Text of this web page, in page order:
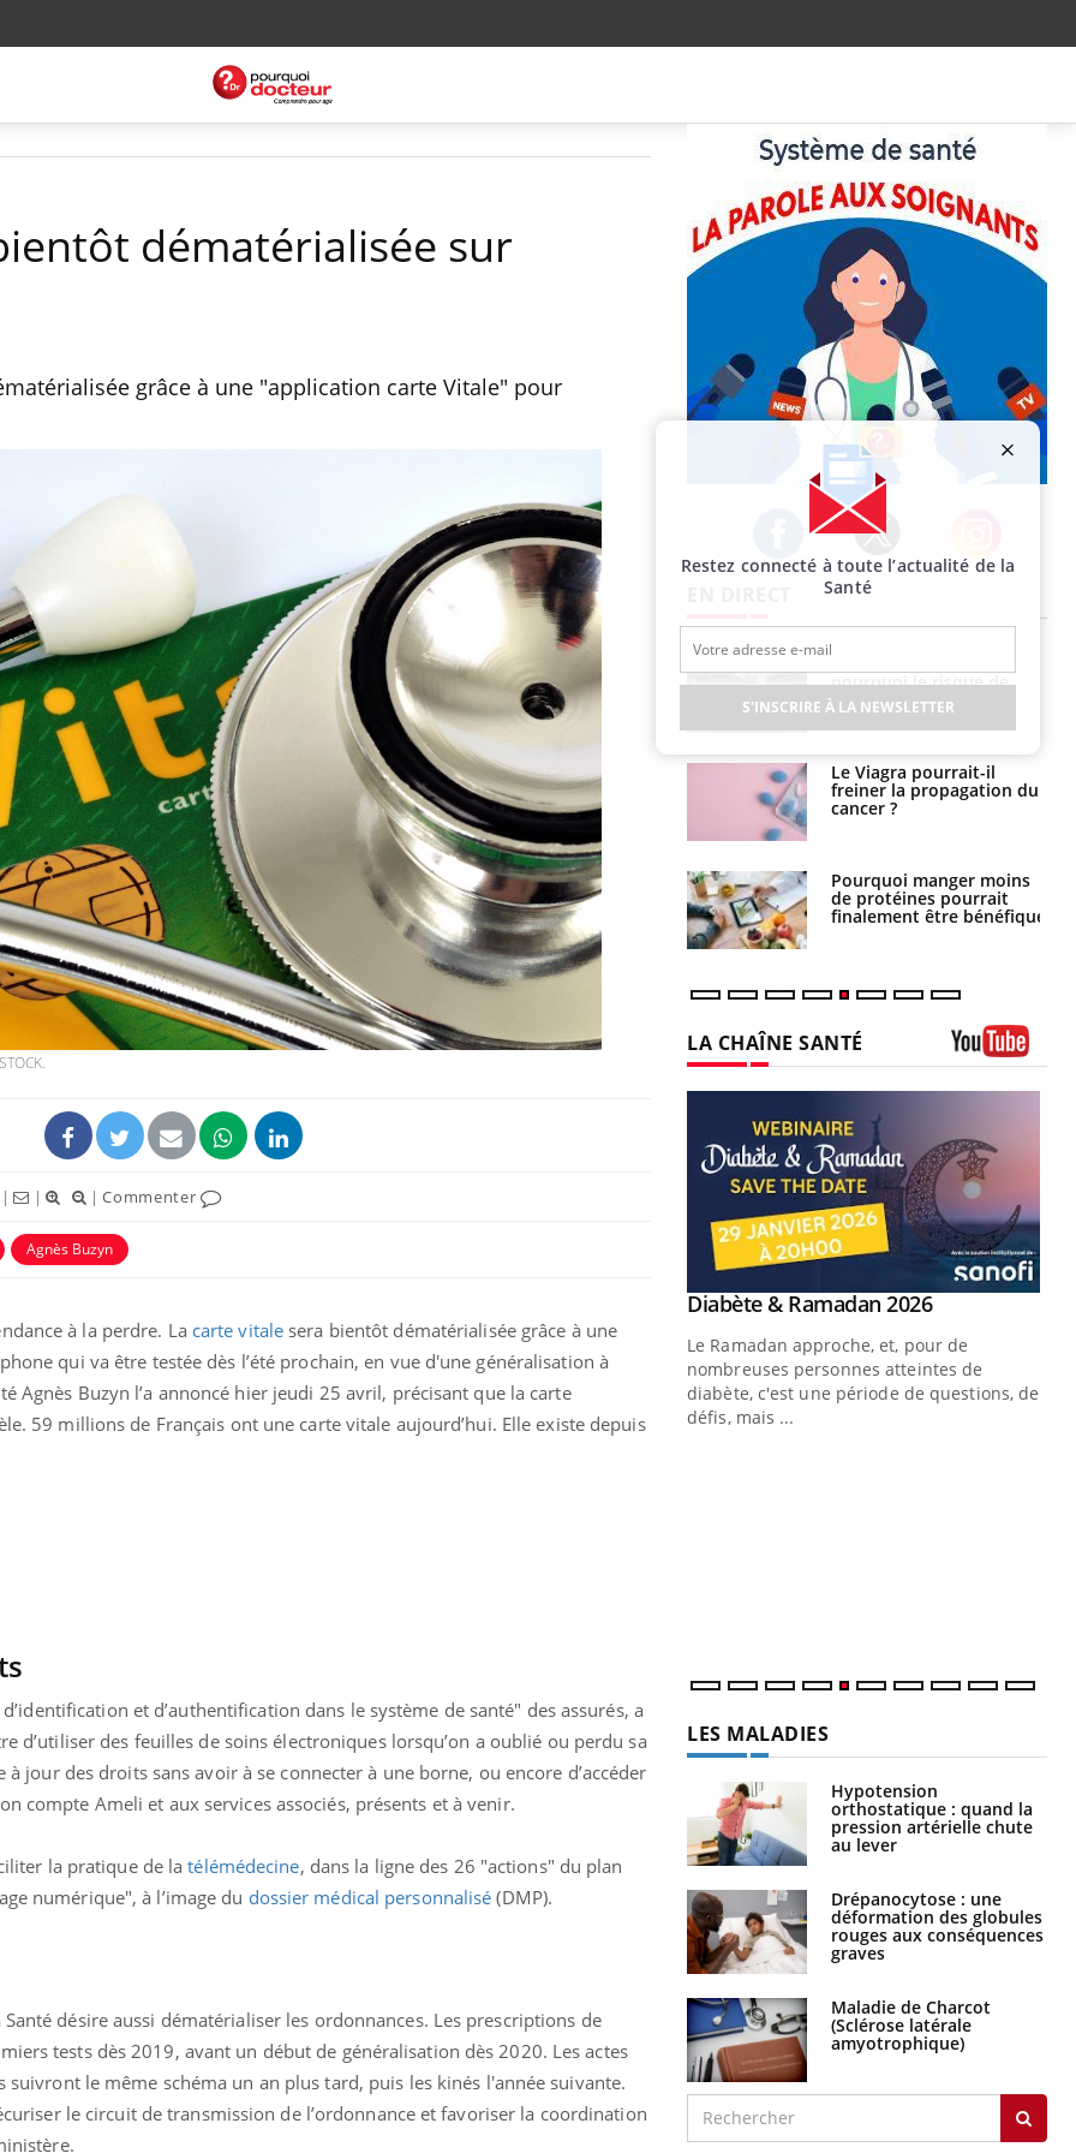
dématérialisée sur
grâce à une "application carte Vitale" pour
| | |Commenter
Agnès Buzyn
à la perdre. La carte vitale sera bientôt dématérialisée grâce à une
qui va être testée dès l’été prochain, en vue d'une généralisation à
Agnès Buzyn l’a annoncé hier jeudi 25 avril, précisant que la carte
59 millions de Français ont une carte vitale aujourd’hui. Elle existe depuis
et d’authentification dans le système de santé" des assurés, a
d’utiliser des feuilles de soins électroniques lorsqu’on a oublié ou perdu sa
jour des droits sans avoir à se connecter à une borne, ou encore d’accéder
compte Ameli et aux services associés, présents et à venir.
la pratique de latélémédecine, dans la ligne des 26 "actions" du plan
numérique", à l’image du dossier médical personnalisé (DMP).
désire aussi dématérialiser les ordonnances. Les prescriptions de
tests dès 2019, avant un début de généralisation dès 2020. Les actes
suivront le même schéma un an plus tard, puis les kinés l'année suivante.
le circuit de transmission de l’ordonnance et favoriser la coordination
Facebook Twitter Instagram
Chikungunya, dengue,
West Nile : que se passe-
t-il dans le sud de la
France ?
Les médicaments GLP-1
protègent-ils aussi les os
Cytomégalovirus : ce qui
change dans la prise en
charge des femmes
enceintes
La sieste empêche-t-elle
de dormir la nuit ?
VIH : la fin du comprimé
tous les jours se profile-t-
elle enfin ?
Pourquoi votre ventre
gâche-t-il les premiers
jours de vos vacances ?
pourquoi le risque de
noyade grimpe-t-il ?
Le Viagra pourrait-il
freiner la propagation du
cancer ?
Pourquoi manger moins
de protéines pourrait
finalement être bénéfique
LA CHAÎNE SANTÉ
Youtube
& Charge mentale : et si on
en parler??Youtube
l'insuline dans le diabète de type 2
entourée d'idées reçues chez les
Youtube
Eczéma Chronique des Mains : se
préparer pour l’été ! Youtube
L'été arrive… et avec lui, un tout nouveau
Youtube
Diabète & Ramadan 2026Youtube
Le Ramadan approche, et, pour de
nombreuses personnes atteintes de
diabète, c'est une période de questions, de
Restez connecté à toute l’actualité de la
Santé
S'INSCRIRE À LA NEWSLETTER